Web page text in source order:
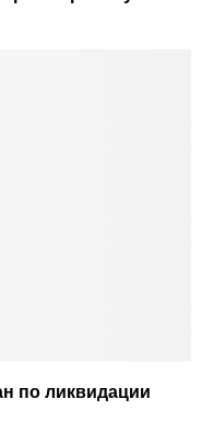
по ликвидации